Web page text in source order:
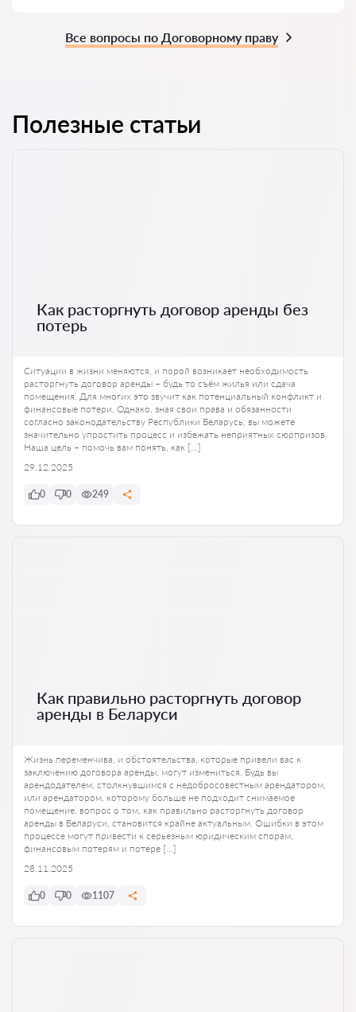
Все вопросы по Договорному праву
Полезные статьи
Как расторгнуть договор аренды без
потерь
Ситуации в жизни меняются, и порой возникает необходимость
расторгнуть договор аренды – будь то съём жилья или сдача
помещения. Для многих это звучит как потенциальный конфликт и
финансовые потери. Однако, зная свои права и обязанности
согласно законодательству Республики Беларусь, вы можете
значительно упростить процесс и избежать неприятных сюрпризов.
Наша цель – помочь вам понять, как […]
29.12.2025
0 0 249
Как правильно расторгнуть договор
аренды в Беларуси
Жизнь переменчива, и обстоятельства, которые привели вас к
заключению договора аренды, могут измениться. Будь вы
арендодателем, столкнувшимся с недобросовестным арендатором,
или арендатором, которому больше не подходит снимаемое
помещение, вопрос о том, как правильно расторгнуть договор
аренды в Беларуси, становится крайне актуальным. Ошибки в этом
процессе могут привести к серьезным юридическим спорам,
финансовым потерям и потере […]
28.11.2025
0 0 1107